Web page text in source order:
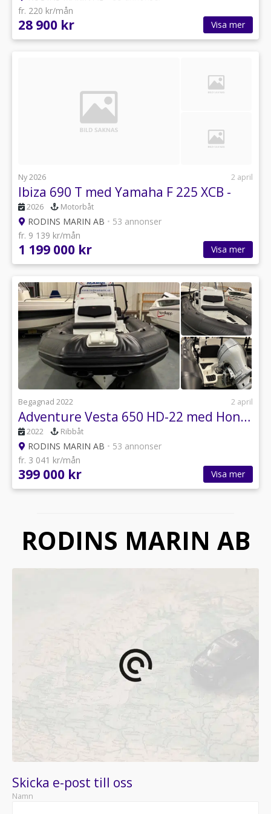
fr. 220 kr/mån
28 900 kr Visa mer
Ny 2026 2 april
Ibiza 690 T med Yamaha F 225 XCB -
2026 Motorbåt
RODINS MARIN AB • 53 annonser
fr. 9 139 kr/mån
1 199 000 kr Visa mer
Begagnad 2022 2 april
Adventure Vesta 650 HD-22 med Honda DF 150 Vtec-22
2022 Ribbåt
RODINS MARIN AB • 53 annonser
fr. 3 041 kr/mån
399 000 kr Visa mer
RODINS MARIN AB
Skicka e-post till oss
Namn